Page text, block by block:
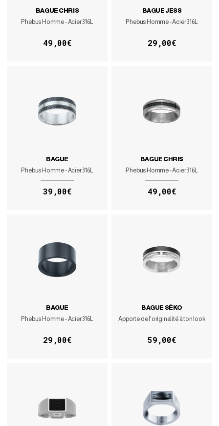
BAGUE CHRIS
Phebus Homme - Acier 316L
49,00€
BAGUE JESS
Phebus Homme - Acier 316L
29,00€
BAGUE
Phebus Homme - Acier 316L
39,00€
BAGUE CHRIS
Phebus Homme - Acier 316L
49,00€
BAGUE
Phebus Homme - Acier 316L
29,00€
BAGUE SÉKO
Apporte de l'originalité à ton look
59,00€